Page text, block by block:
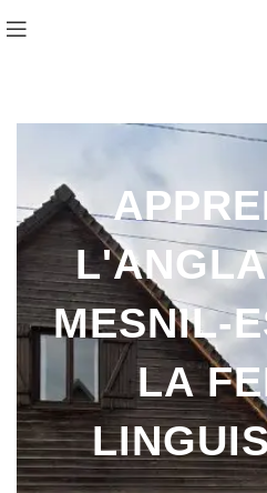
MESNIL-
LA